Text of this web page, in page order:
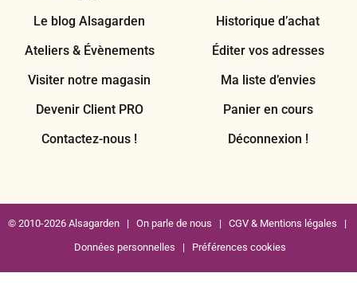
Le blog Alsagarden
Ateliers & Évènements
Visiter notre magasin
Devenir Client PRO
Contactez-nous !
Historique d’achat
Éditer vos adresses
Ma liste d’envies
Panier en cours
Déconnexion !
© 2010-2026 Alsagarden | On parle de nous | CGV & Mentions légales |
Données personnelles | Préférences cookies